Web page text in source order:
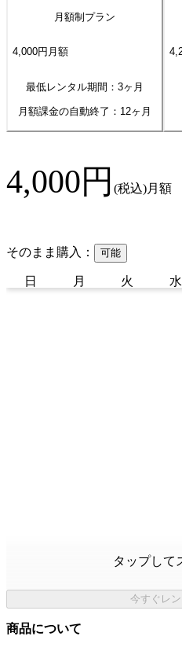
月額制プラン
4,000円 月額
最低レンタル期間：3ヶ月
月額課金の自動終了： 12ヶ月
4,000円 (税込)月額
そのまま購入： 可能
日 月 火 水
タップして
今すぐレ
商品について